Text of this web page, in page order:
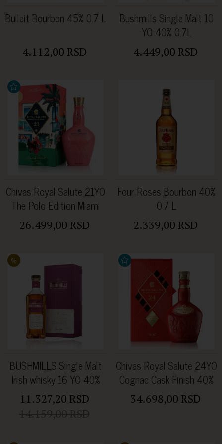
Bulleit Bourbon 45% 0.7 L
4.112,00 RSD
Bushmills Single Malt 10
YO 40% 0.7L
4.449,00 RSD
Chivas Royal Salute 21YO
The Polo Edition Miami
40% 0.70l
26.499,00 RSD
Four Roses Bourbon 40%
0.7 L
2.339,00 RSD
BUSHMILLS Single Malt
Irish whisky 16 YO 40%
vol. 0.7l
11.327,20 RSD
%
Chivas Royal Salute 24YO
Cognac Cask Finish 40%
0.70l
34.698,00 RSD